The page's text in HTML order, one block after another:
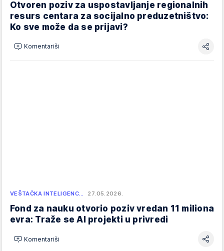
Otvoren poziv za uspostavljanje regionalnih
resurs centara za socijalno preduzetništvo:
Ko sve može da se prijavi?
Komentariši
VEŠTAČKA INTELIGENC… 27.05.2026.
Fond za nauku otvorio poziv vredan 11 miliona
evra: Traže se AI projekti u privredi
Komentariši